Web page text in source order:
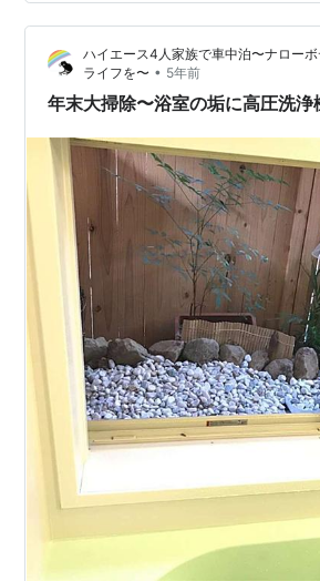
れにケルヒャー最高！？【それって!?
介された高圧洗浄の効果】 ケルヒャ
ます まとめ ブロック塀の汚れにケル
れって!?実際どうなの課で紹介された
結論から言うと、やはりブロック…
ハイエース4人家族で車中泊〜ナロー
ライフを〜 • 5年前
年末大掃除〜浴室の垢に高圧洗浄